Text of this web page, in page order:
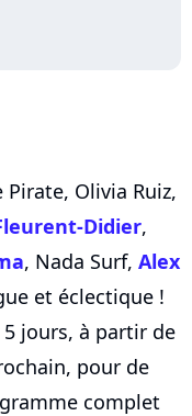
Olivia Ruiz,
Didier,
, Nada Surf, Alex
et éclectique !
jours, à partir de
pour de
complet